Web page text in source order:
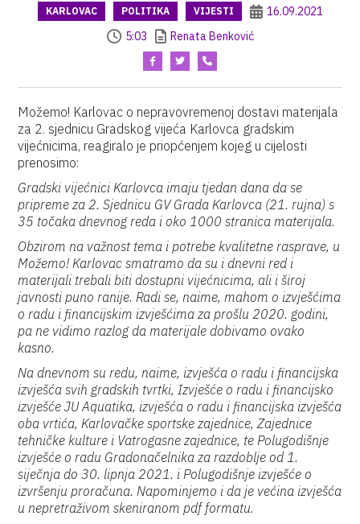
KARLOVAC POLITIKA VIJESTI
16.09.2021
5:03
Renata Benković
Možemo! Karlovac o nepravovremenoj dostavi materijala
za 2. sjednicu Gradskog vijeća Karlovca gradskim
vijećnicima, reagiralo je priopćenjem kojeg u cijelosti
prenosimo:
Gradski vijećnici Karlovca imaju tjedan dana da se
pripreme za 2. Sjednicu GV Grada Karlovca (21. rujna) s
35 točaka dnevnog reda i oko 1000 stranica materijala.
Obzirom na važnost tema i potrebe kvalitetne rasprave, u
Možemo! Karlovac smatramo da su i dnevni red i
materijali trebali biti dostupni vijećnicima, ali i široj
javnosti puno ranije. Radi se, naime, mahom o izvješćima
o radu i financijskim izvješćima za prošlu 2020. godini,
pa ne vidimo razlog da materijale dobivamo ovako
kasno.
Na dnevnom su redu, naime, izvješća o radu i financijska
izvješća svih gradskih tvrtki, Izvješće o radu i financijsko
izvješće JU Aquatika, izvješća o radu i financijska izvješća
oba vrtića, Karlovačke sportske zajednice, Zajednice
tehničke kulture i Vatrogasne zajednice, te Polugodišnje
izvješće o radu Gradonačelnika za razdoblje od 1.
siječnja do 30. lipnja 2021. i Polugodišnje izvješće o
izvršenju proračuna. Napominjemo i da je većina izvješća
u nepretraživom skeniranom pdf formatu.